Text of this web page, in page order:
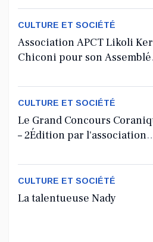
CULTURE ET SOCIÉTÉ
Association APCT Likoli
Chiconi pour son
CULTURE ET SOCIÉTÉ
Le Grand Concours
– 2Édition par l'association
CULTURE ET SOCIÉTÉ
La talentueuse Nady